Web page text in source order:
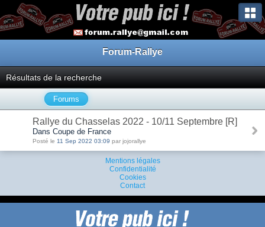
Forum-Rallye
Résultats de la recherche
Forums
Rallye du Chasselas 2022 - 10/11 Septembre [R]
Dans Coupe de France
Posté le 11 Sep 2022 03:09 par jojorallye
Mentions légales
Confidentialité
Cookies
Contact